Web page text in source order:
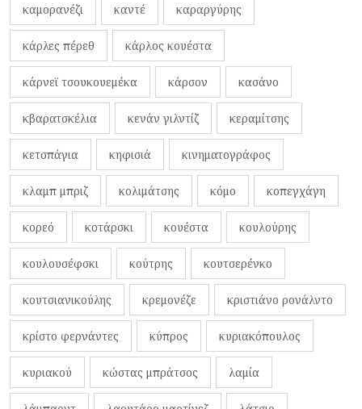
καμορανέζι καντέ καραργύρης
κάρλες πέρεθ κάρλος κουέστα
κάρνεϊ τσουκουεμέκα κάρσον κασάνο
κβαρατσκέλια κενάν γιλντίζ κεραμίτσης
κετσπάγια κηφισιά κινηματογράφος
κλαμπ μπριζ κολιμάτσης κόμο κοπεγχάγη
κορεό κοτάρσκι κουέστα κουλούρης
κουλουσέφσκι κούτρης κουτσερένκο
κουτσιανικούλης κρεμονέζε κριστιάνο ρονάλντο
κρίστο φερνάντες κύπρος κυριακόπουλος
κυριακού κώστας μπράτσος λαμία